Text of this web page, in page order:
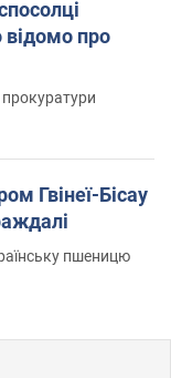
Гвінеї-Бісау
пшеницю